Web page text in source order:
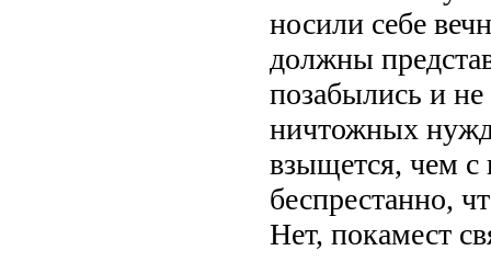
носили себе
должны
позабылись и не
ничтожных нужд
взыщется, чем
беспрестанно,
Нет, покамест